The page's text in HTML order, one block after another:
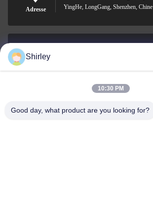
Adresse
YingHe, LongGang, Shenzhen, Chine
0086-18148506772
Shirley
10:30 PM
Good day, what product are you looking for?